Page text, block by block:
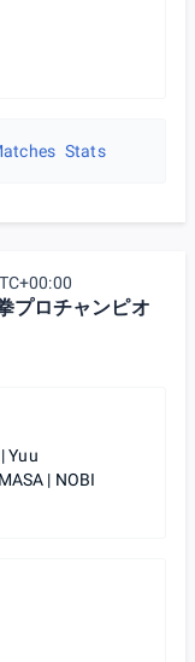
Stats
プロチャンピオ
Yuu
| NOBI